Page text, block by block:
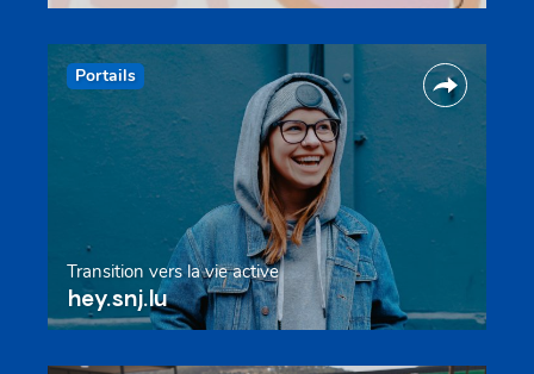
Portails
Transition vers la vie active
hey.snj.lu